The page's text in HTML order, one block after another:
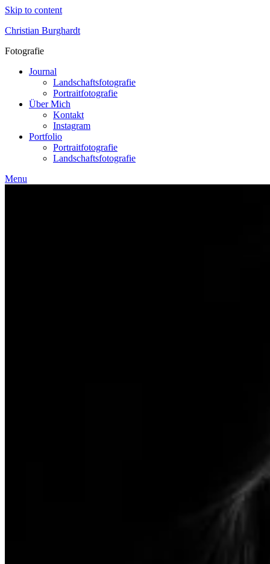
Skip to content
Christian Burghardt
Fotografie
Journal
Landschaftsfotografie
Portraitfotografie
Über Mich
Kontakt
Instagram
Portfolio
Portraitfotografie
Landschaftsfotografie
Menu